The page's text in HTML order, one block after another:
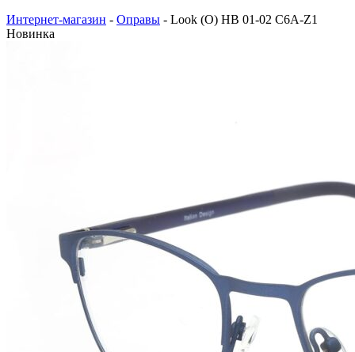
Интернет-магазин - Оправы - Look (O) HB 01-02 C6A-Z1
Новинка